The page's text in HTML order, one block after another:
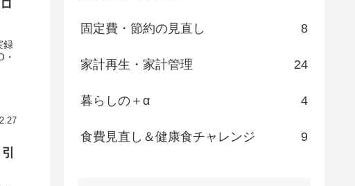
録
固定費・節約の見直し 8
家計再生・家計管理 24
暮らしの＋α 4
食費見直し＆健康食チャレンジ 9